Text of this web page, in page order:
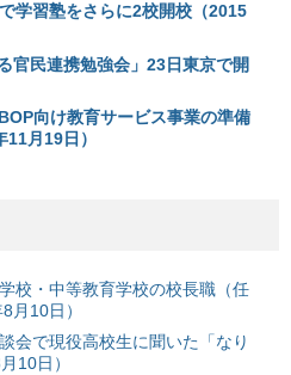
学習塾をさらに2校開校（2015
官民連携勉強会」23日東京で開
向け教育サービス事業の準備
月19日）
校・中等教育学校の校長職（任
月10日）
会で現役高校生に聞いた「なり
10日）